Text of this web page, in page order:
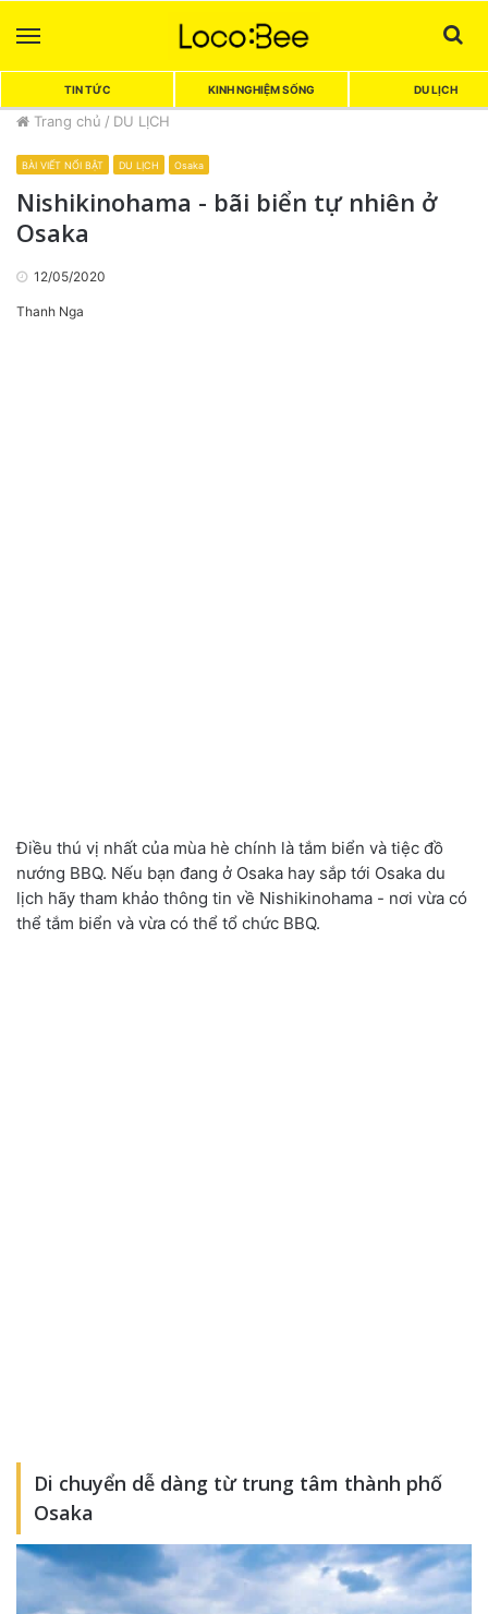
TIN TỨC KINH NGHIỆM SỐNG DU LỊCH
Trang chủ / DU LỊCH
BÀI VIẾT NỔI BẬT DU LỊCH Osaka
Nishikinohama - bãi biển tự nhiên ở
Osaka
12/05/2020
Thanh Nga
Điều thú vị nhất của mùa hè chính là tắm biển và tiệc đồ
nướng BBQ. Nếu bạn đang ở Osaka hay sắp tới Osaka du
lịch hãy tham khảo thông tin về Nishikinohama - nơi vừa có
thể tắm biển và vừa có thể tổ chức BBQ.
Di chuyển dễ dàng từ trung tâm thành phố
Osaka